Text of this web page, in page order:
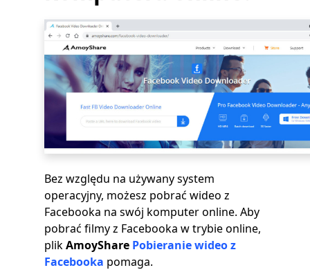
Bez względu na używany system
operacyjny, możesz pobrać wideo z
Facebooka na swój komputer online. Aby
pobrać filmy z Facebooka w trybie online,
plikAmoyShare Pobieranie wideo z
Facebooka pomaga.